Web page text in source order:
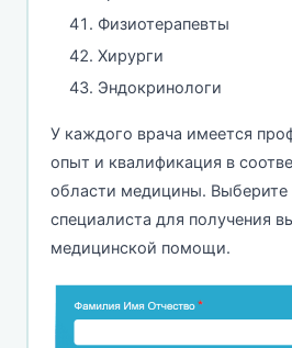
Физиотерапевты
Хирурги
Эндокринологи
У каждого врача имеется
опыт и квалификация в
области медицины. Выберите
специалиста для получения
медицинской помощи.